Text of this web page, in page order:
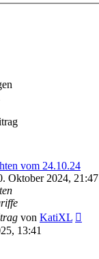
vom 24.10.24
Oktober 2024, 21:47
von KatiXL
13:41